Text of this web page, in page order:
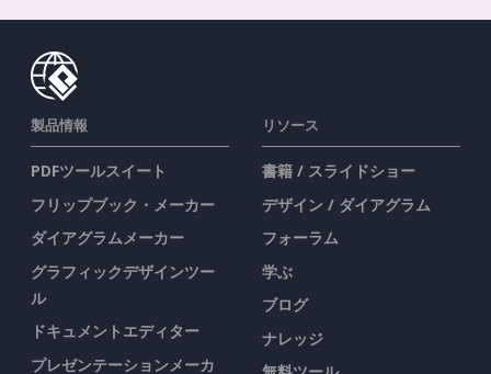
製品情報
PDFツールスイート
フリップブック・メーカー
ダイアグラムメーカー
グラフィックデザインツー
ル
ドキュメントエディター
プレゼンテーションメーカ
リソース
書籍 / スライドショー
デザイン / ダイアグラム
フォーラム
学ぶ
ブログ
ナレッジ